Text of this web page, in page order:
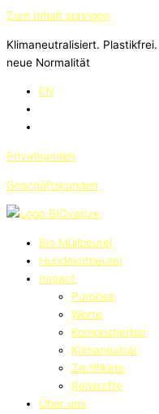
Zum Inhalt springen
Klimaneutralisiert.
neue Normalität
EN
Privatkunden
Geschäftskunden
Bio Müllbeutel
Hundekotbeutel
Impact
Purpose
Werte
Kompostierbar
Klimaneutral
Zertifikate
Rohstoffe
Über uns